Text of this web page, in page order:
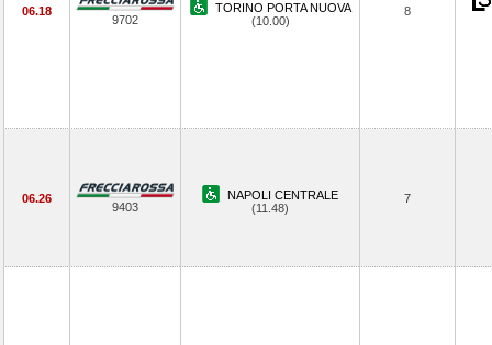
06.18
9702
TORINO PORTA NUOVA
(10.00)
8
06.26
9403
NAPOLI CENTRALE
(11.48)
7